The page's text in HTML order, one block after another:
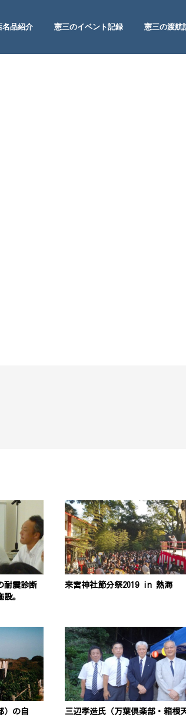
名品紹介 憲三のイベント記録 憲三の渡航
耐震診断
。
来宮神社節分祭2019 in 熱海
）の自
三辺孝造氏（万葉倶楽部・箱根